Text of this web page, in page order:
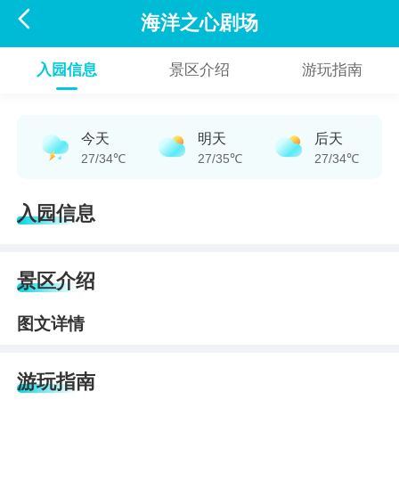
 海洋之心剧场
入园信息 景区介绍 游玩指南
今天
27/34℃
明天
27/35℃
后天
27/34℃
入园信息
景区介绍
图文详情
游玩指南